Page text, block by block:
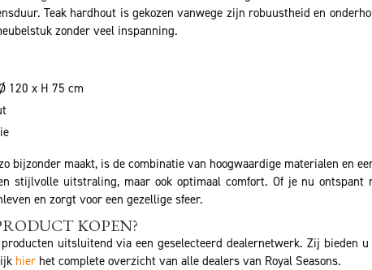
Teak hardhout is gekozen vanwege zijn robuustheid en
zonder veel inspanning.
120 x H 75 cm
bijzonder maakt, is de combinatie van hoogwaardige materialen en
stijlvolle uitstraling, maar ook optimaal comfort. Of je nu ontspant
en zorgt voor een gezellige sfeer.
KOPEN?
uitsluitend via een geselecteerd dealernetwerk. Zij bieden
hier het complete overzicht van alle dealers van Royal Seasons.